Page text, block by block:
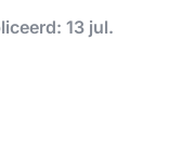
13 jul.